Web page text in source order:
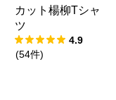
カット楊柳Tシャ
ツ
4.9
(54件)